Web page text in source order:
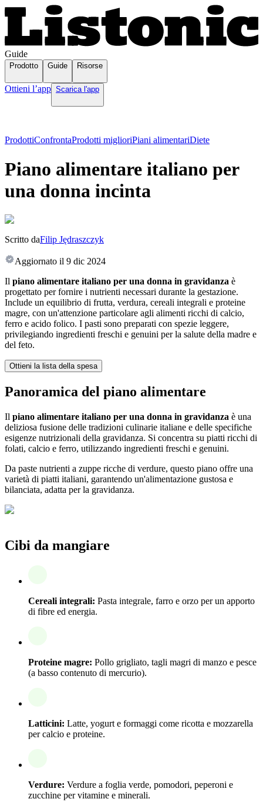
Guide
Prodotto Guide Risorse
Ottieni l’app Scarica l'app
ProdottiConfrontaProdotti miglioriPiani alimentariDiete
Piano alimentare italiano per
una donna incinta
Scritto daFilip Jędraszczyk
Aggiornato il 9 dic 2024
Il piano alimentare italiano per una donna in gravidanza è
progettato per fornire i nutrienti necessari durante la gestazione.
Include un equilibrio di frutta, verdura, cereali integrali e proteine
magre, con un'attenzione particolare agli alimenti ricchi di calcio,
ferro e acido folico. I pasti sono preparati con spezie leggere,
privilegiando ingredienti freschi e genuini per la salute della madre e
del feto.
Ottieni la lista della spesa
Panoramica del piano alimentare
Il piano alimentare italiano per una donna in gravidanza è una
deliziosa fusione delle tradizioni culinarie italiane e delle specifiche
esigenze nutrizionali della gravidanza. Si concentra su piatti ricchi di
folati, calcio e ferro, utilizzando ingredienti freschi e genuini.
Da paste nutrienti a zuppe ricche di verdure, questo piano offre una
varietà di piatti italiani, garantendo un'alimentazione gustosa e
bilanciata, adatta per la gravidanza.
Cibi da mangiare
Cereali integrali: Pasta integrale, farro e orzo per un apporto
di fibre ed energia.
Proteine magre: Pollo grigliato, tagli magri di manzo e pesce
(a basso contenuto di mercurio).
Latticini: Latte, yogurt e formaggi come ricotta e mozzarella
per calcio e proteine.
Verdure: Verdure a foglia verde, pomodori, peperoni e
zucchine per vitamine e minerali.